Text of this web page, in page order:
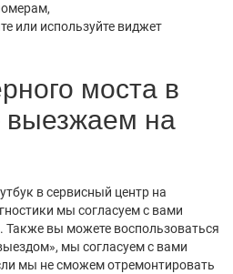
или используйте виджет
моста в
выезжаем на
в сервисный центр на
мы согласуем с вами
Также вы можете воспользоваться
мы согласуем с вами
мы не сможем отремонтировать